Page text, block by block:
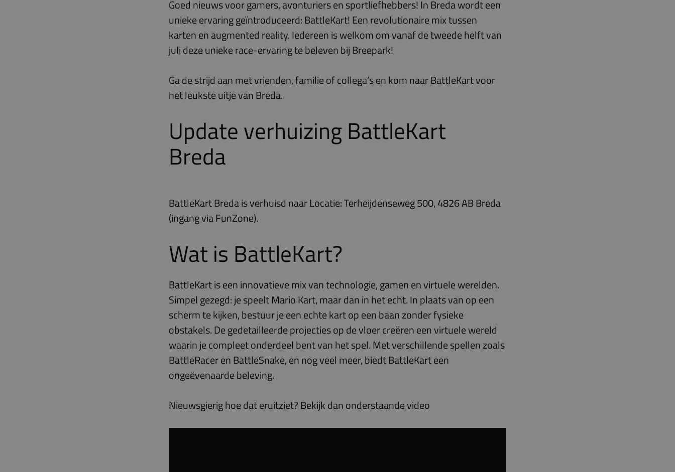
Goed nieuws voor gamers, avonturiers en sportliefhebbers! In Breda wordt een
unieke ervaring geïntroduceerd: BattleKart! Een revolutionaire mix tussen
karten en augmented reality. Iedereen is welkom om vanaf de tweede helft van
juli deze unieke race-ervaring te beleven bij Breepark!
Ga de strijd aan met vrienden, familie of collega’s en kom naar BattleKart voor
het leukste uitje van Breda.
Update verhuizing BattleKart
Breda
BattleKart Bredais verhuisd naar Locatie: Terheijdenseweg 500, 4826 AB Breda
(ingang via FunZone).
Wat is BattleKart?
BattleKart is een innovatieve mix van technologie, gamen en virtuele werelden.
Simpel gezegd: je speelt Mario Kart, maar dan in het echt. In plaats van op een
scherm te kijken, bestuur je een echte kart op een baan zonder fysieke
obstakels. De gedetailleerde projecties op de vloer creëren een virtuele wereld
waarin je compleet onderdeel bent van het spel. Met verschillende spellen zoals
BattleRacer en BattleSnake, en nog veel meer, biedt BattleKart een
ongeëvenaarde beleving.
Nieuwsgierig hoe dat eruitziet? Bekijk dan onderstaande video